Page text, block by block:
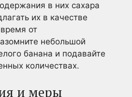
в них сахара
их в качестве
от
небольшой
банана и подавайте
количествах.
и меры